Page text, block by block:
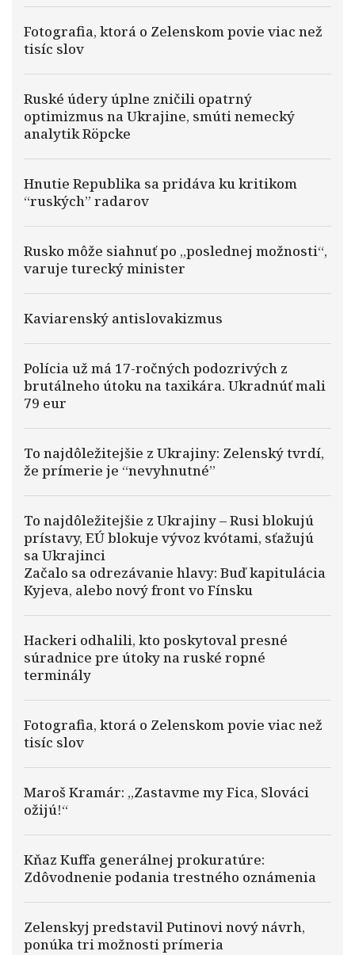
Fotografia, ktorá o Zelenskom povie viac než
tisíc slov
Ruské údery úplne zničili opatrný
optimizmus na Ukrajine, smúti nemecký
analytik Röpcke
Hnutie Republika sa pridáva ku kritikom
“ruských” radarov
Rusko môže siahnuť po „poslednej možnosti“,
varuje turecký minister
Kaviarenský antislovakizmus
Polícia už má 17-ročných podozrivých z
brutálneho útoku na taxikára. Ukradnúť mali
79 eur
To najdôležitejšie z Ukrajiny: Zelenský tvrdí,
že prímerie je “nevyhnutné”
To najdôležitejšie z Ukrajiny – Rusi blokujú
prístavy, EÚ blokuje vývoz kvótami, sťažujú
sa Ukrajinci
Začalo sa odrezávanie hlavy: Buď kapitulácia
Kyjeva, alebo nový front vo Fínsku
Hackeri odhalili, kto poskytoval presné
súradnice pre útoky na ruské ropné
terminály
Fotografia, ktorá o Zelenskom povie viac než
tisíc slov
Maroš Kramár: „Zastavme my Fica, Slováci
ožijú!“
Kňaz Kuffa generálnej prokuratúre:
Zdôvodnenie podania trestného oznámenia
Zelenskyj predstavil Putinovi nový návrh,
ponúka tri možnosti prímeria